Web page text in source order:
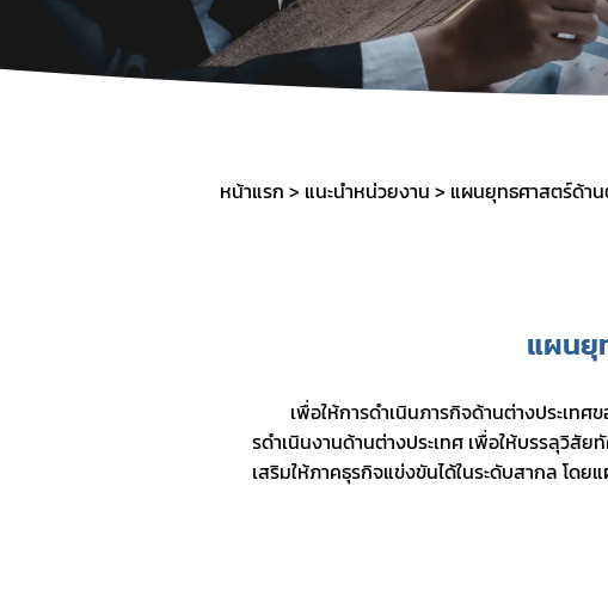
หน้าแรก แนะนำหน่วยงาน แผนยุทธศาสตร์ด้าน
แผนยุ
รดําเนินงานด้านต่างประเทศ เพื่อให้บรรลุวิ
เสริมให้ภาคธุรกิจแข่งขันได้ในระดับสากล โด